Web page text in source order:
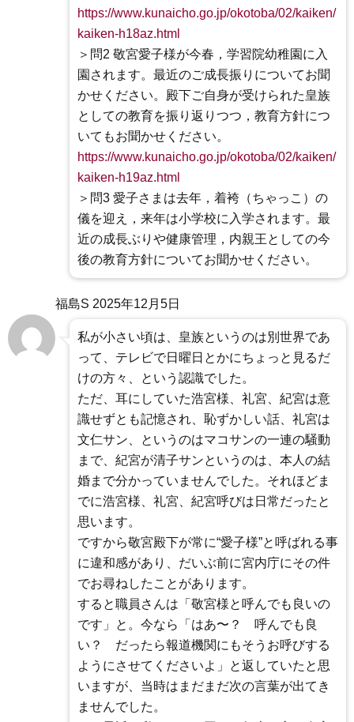
https://www.kunaicho.go.jp/okotoba/02/kaiken/
kaiken-h18az.html
＞問2 敬宮愛子様が今春，学習院幼稚園に入
園されます。最近のご成長振りについてお聞
かせください。殿下ご自身が受けられた皇族
としての教育を振り返りつつ，教育方針につ
いてもお聞かせください。
https://www.kunaicho.go.jp/okotoba/02/kaiken/
kaiken-h19az.html
＞問3 愛子さまは去年，着袴（ちゃっこ）の
儀を迎え，来年は小学校に入学されます。最
近の成長ぶりや健康管理，内親王としての今
後の教育方針についてお聞かせください。
福島S 2025年12月5日
私が小さい頃は、皇族というのは別世界であ
って、テレビで日曜日とかにちょっと見るだ
けの方々、という認識でした。
ただ、耳にしていた浩宮様、礼宮、紀宮は意
識せずとも記憶され、恥ずかしい話、礼宮は
文仁サン、というのはマコサンの一連の騒動
まで、紀宮が清子サンというのは、本人の結
婚まで分かっていませんでした。それほどま
でに浩宮様、礼宮、紀宮呼びは日常だったと
思います。
ですから敬宮殿下が常に“愛子様”と呼ばれる事
に違和感があり、だいぶ前に宮内庁にその件
でお尋ねしたことがあります。
すると職員さんは「敬宮様と呼んでも良いの
です」と。今なら「はあ〜？ 呼んでも良
い？ だったら報道機関にもそうお呼びする
ようにさせてくださいよ」と返していたと思
いますが、当時はまだまだ次の言葉が出てき
ませんでした。